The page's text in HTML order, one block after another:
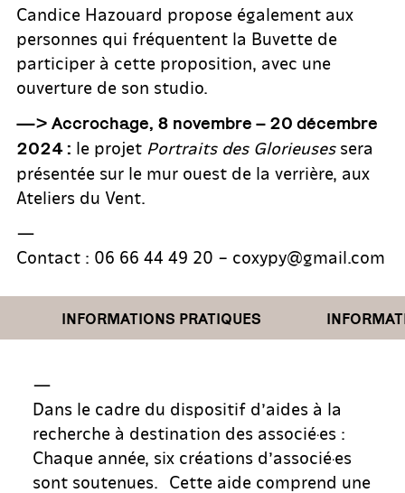
Candice Hazouard propose également aux
personnes qui fréquentent la Buvette de
participer à cette proposition, avec une
ouverture de son studio.
—> Accrochage, 8 novembre – 20 décembre
2024 : le projet Portraits des Glorieusessera
présentée sur le mur ouest de la verrière, aux
Ateliers du Vent.
—
Contact : 06 66 44 49 20 – coxypy@gmail.com
INFORMATIONS PRATIQUES
—
Dans le cadre du dispositif d’aides à la
recherche à destination des associé·es :
Chaque année, six créations d’associé·es
sont soutenues. Cette aide comprend une